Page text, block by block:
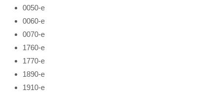
0050-е
0060-е
0070-е
1760-е
1770-е
1890-е
1910-е